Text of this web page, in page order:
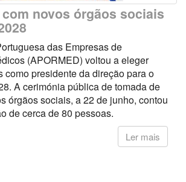
com novos órgãos sociais
das Empresas de
(APORMED) voltou a eleger
como presidente da direção para o
A cerimónia pública de tomada de
órgãos sociais, a 22 de junho, contou
de cerca de 80 pessoas.
Ler mais